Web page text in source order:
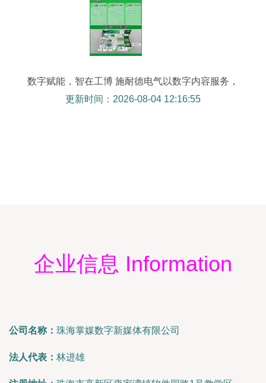
数字赋能，智在工博 施耐德电气以数字内容服务，
加速工业迈向绿色智能制造
更新时间：2026-08-04 12:16:55
企业信息 Information
公司名称： 珠海掌媒数字新媒体有限公司
法人代表： 林进雄